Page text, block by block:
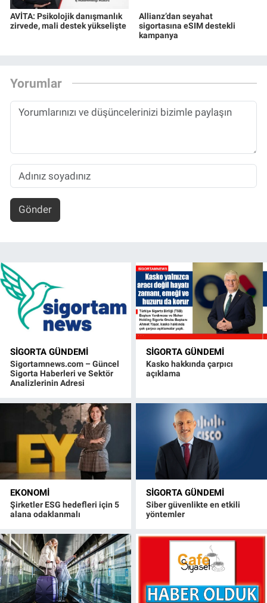
AVİTA: Psikolojik danışmanlık
zirvede, mali destek yükselişte
Allianz’dan seyahat
sigortasına eSIM destekli
kampanya
Yorumlar
Gönder
SIGORTA GÜNDEMI
Sigortamnews.com – Güncel
Sigorta Haberleri ve Sektör
Analizlerinin Adresi
SIGORTA GÜNDEMI
Kasko hakkında çarpıcı
açıklama
EKONOMI
Şirketler ESG hedefleri için 5
alana odaklanmalı
SIGORTA GÜNDEMI
Siber güvenlikte en etkili
yöntemler